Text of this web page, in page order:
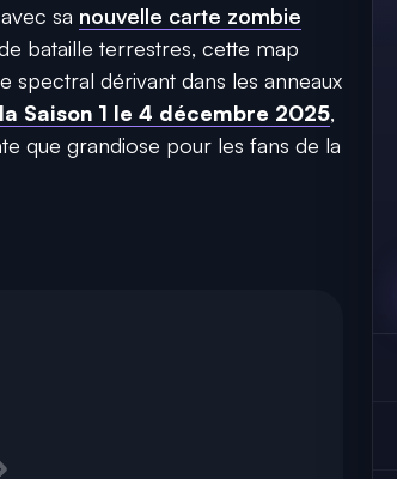
sa nouvelle carte zombie
bataille terrestres, cette map
spectral dérivant dans les anneaux
Saison 1 le 4 décembre 2025,
que grandiose pour les fans de la